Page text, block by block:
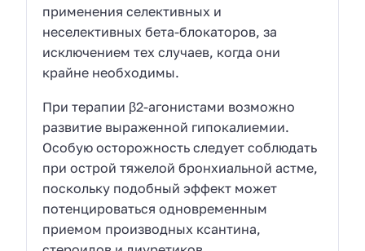
применения селективных и
неселективных бета-блокаторов, за
исключением тех случаев, когда они
крайне необходимы.
При терапии β2-агонистами возможно
развитие выраженной гипокалиемии.
Особую осторожность следует соблюдать
при острой тяжелой бронхиальной астме,
поскольку подобный эффект может
потенцироваться одновременным
приемом производных ксантина,